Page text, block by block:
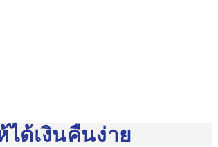
ด้เงินคืนง่าย